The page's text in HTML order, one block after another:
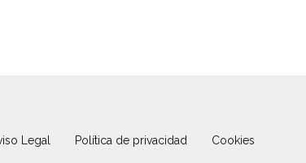
Legal Política de privacidad Cookies